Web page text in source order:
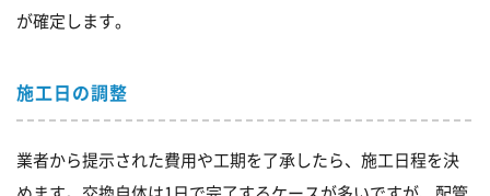
が確定します。
施工日の調整
業者から提示された費用や工期を了承したら、施工日程を決